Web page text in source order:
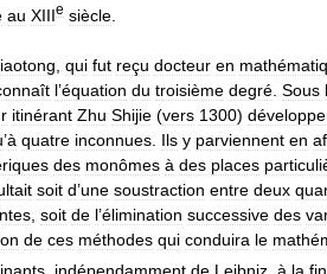
au XIIIe siècle
qui fut reçu docteur en
l’équation du troisième degré Sous
itinérant Zhu Shijie (vers 1300)
’à quatre inconnues Ils y parviennent en
des monômes à des places
soit d’une soustraction entre deux
soit de l’élimination successive des
de ces méthodes qui conduira le